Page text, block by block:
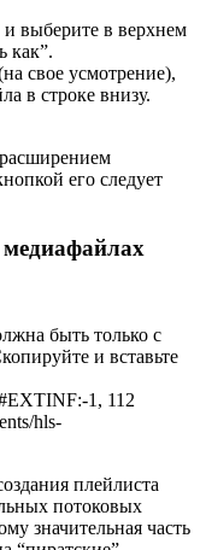
выберите в верхнем
как”.
свое усмотрение),
в строке внизу.
его следует
быть только с
и вставьте
1, 112
hls-
плейлиста
потоковых
значительная часть